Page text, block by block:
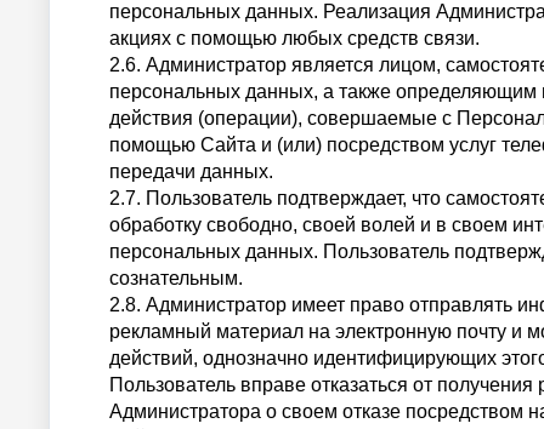
персональных данных. Реализация
акциях с помощью любых средств связи.
2.6. Администратор является лицом,
персональных данных, а также определяющим
действия (операции), совершаемые с
помощью Сайта и (или) посредством услуг
передачи данных.
2.7. Пользователь подтверждает, что
обработку свободно, своей волей и в своем
персональных данных. Пользователь
сознательным.
2.8. Администратор имеет право отправлять
рекламный материал на электронную почту и
действий, однозначно идентифицирующих
Пользователь вправе отказаться от
Администратора о своем отказе посредством